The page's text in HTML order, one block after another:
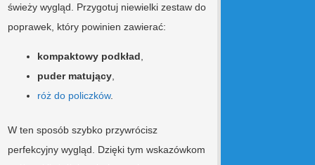
świeży wygląd. Przygotuj niewielki zestaw do
poprawek, który powinien zawierać:
kompaktowy podkład
puder matujący
róż do policzków.
W ten sposób szybko przywrócisz
perfekcyjny wygląd. Dzięki tym wskazówkom